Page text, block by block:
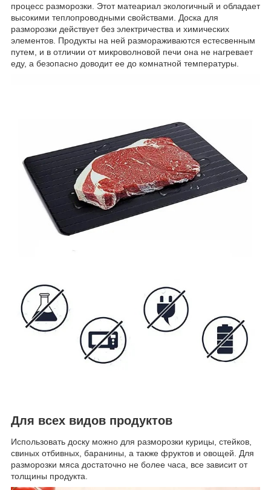
процесс разморозки. Этот матеариал экологичный и обладает
высокими теплопроводными свойствами. Доска для
разморозки действует без электричества и химических
элементов. Продукты на ней размораживаются естесвенным
путем, и в отличии от микроволновой печи она не нагревает
еду, а безопасно доводит ее до комнатной температуры.
Для всех видов продуктов
Использовать доску можно для разморозки курицы, стейков,
свиных отбивных, баранины, а также фруктов и овощей. Для
разморозки мяса достаточно не более часа, все зависит от
толщины продукта.